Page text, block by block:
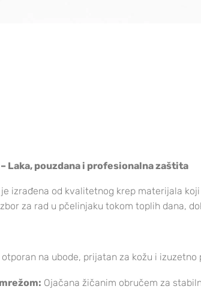
Laka, pouzdana i profesionalna zaštita
je izrađena od kvalitetnog krep materijala
za rad u pčelinjaku tokom toplih dana,
na ubode, prijatan za kožu i izuzetno
Ojačana žičanim obručem za